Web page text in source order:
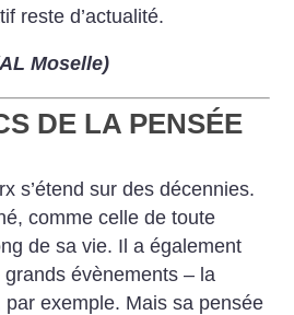
reste d’actualité.
Moselle)
DE LA PENSÉE
s’étend sur des décennies.
comme celle de toute
de sa vie. Il a également
évènements – la
exemple. Mais sa pensée